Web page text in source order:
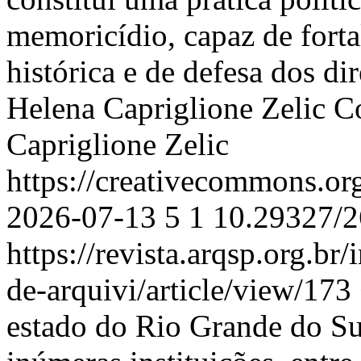
memoricídio, capaz de
histórica e de defesa dos
Helena Capriglione Zelic
Capriglione Zelic
https://
2026-07-13 5 1 10.29327/
https://revista.arqsp.org.br/
de-arquivi/article/view/173
estado do Rio Grande do